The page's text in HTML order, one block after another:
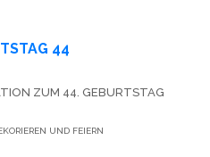
44
ZUM 44. GEBURTSTAG
UND FEIERN